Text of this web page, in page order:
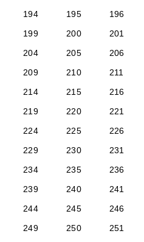
194
195 196
199
200 201
204
205 206
209
210 211
214
215 216
219
220 221
224
225 226
229
230 231
234
235 236
239
240 241
244
245 246
249
250 251